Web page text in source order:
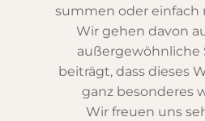
summen oder einfach
Wir gehen davon
außergewöhnliche
beiträgt, dass dieses
ganz besonderes
Wir freuen uns